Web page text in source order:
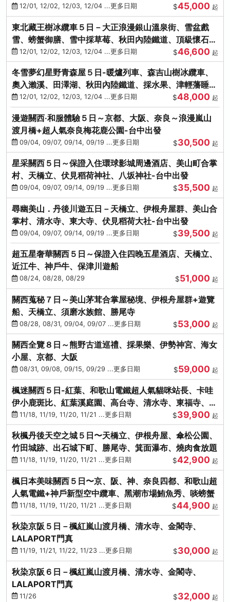
燒、烤牡蠣、握壽司體驗
12/01, 12/02, 12/03, 12/04 ...更多日期 $45,000 起
東北藏王樹冰纜車５日－大正浪漫銀山溫泉街、雪盆戲
雪、螃蟹御膳、雪中採草莓、秋田內陸鐵道、頂級懷石料
理、松島遊船
12/01, 12/02, 12/03, 12/04 ...更多日期 $46,600 起
冬雪夢幻星野青森屋５日-暖爐列車、森吉山樹冰纜車、
奧入瀨溪、田澤湖、秋田內陸鐵道、採水果、津輕藩睡魔
村(不進免稅店)
12/01, 12/02, 12/03, 12/04 ...更多日期 $48,000 起
漫遊關西‧和服體驗５日～京都、大阪、奈良～浪漫嵐山
渡月橋+超人氣奈良梅花鹿公園-台中出發
09/04, 09/07, 09/14, 09/19 ...更多日期 $30,500 起
星采關西５日～保證入住環球影城周邊酒店、美山町合掌
村、天橋立、伏見稻荷神社、八坂神社-台中出發
09/04, 09/07, 09/14, 09/19 ...更多日期 $35,500 起
尋幽美山．丹後川遊五日－天橋立、伊根舟屋群、美山合
掌村、清水寺、東大寺、伏見稻荷大社-台中出發
09/04, 09/07, 09/14, 09/19 ...更多日期 $39,500 起
超五星奢華關西５日～保證入住四晚五星酒店、天橋立、
近江牛、神戶牛、保津川遊船
08/24, 08/28, 08/29 $51,000 起
關西蒐秘７日～美山茅茸合掌屋秘境、伊根舟屋群+遊覽
船、天橋立、須磨水族館、勝尾寺
08/28, 08/31, 09/04, 09/07 ...更多日期 $53,000 起
關西全覽８日～熊野古道巡禮、採果樂、伊勢神宮、海女
小屋、京都、大阪
08/31, 09/08, 09/15, 09/29 ...更多日期 $59,000 起
楓迷關西５日-紅葉、和歌山電鐵超人氣貓咪站長、卡哇
伊小鹿斑比、紅葉溪庭園、高台寺、清水寺、東福寺、伊
勢龍蝦+和牛
11/18, 11/19, 11/20, 11/21 ...更多日期 $39,900 起
秋楓丹後天空之城５日〜天橋立、伊根舟屋、傘松公園、
竹田城跡、出石城下町、勝尾寺、箕面瀑布、燒肉食放題
11/18, 11/19, 11/20, 11/21 ...更多日期 $42,900 起
楓日本美味關西５日〜京、阪、神、奈良四都、和歌山超
人氣電鐵+神戶新型空中纜車、黑潮市場鮪魚秀、啖螃蟹
11/18, 11/19, 11/20, 11/21 ...更多日期 $44,900 起
秋染京阪５日－楓紅嵐山渡月橋、清水寺、金閣寺、
LALAPORT門真
11/19, 11/21, 11/22, 11/23 ...更多日期 $30,000 起
秋染京阪６日－楓紅嵐山渡月橋、清水寺、金閣寺、
LALAPORT門真
11/26 $32,000 起